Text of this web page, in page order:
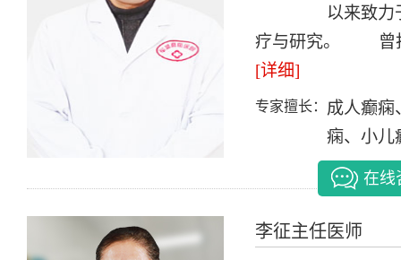
以来致力
疗与研究。 曾担
[详细]
专家擅长： 成人癫痫
痫、小儿
在线
李征主任医师